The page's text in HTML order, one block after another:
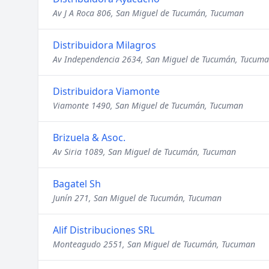
Av J A Roca 806, San Miguel de Tucumán, Tucuman
Distribuidora Milagros
Av Independencia 2634, San Miguel de Tucumán,
Distribuidora Viamonte
Viamonte 1490, San Miguel de Tucumán, Tucuman
Brizuela & Asoc.
Av Siria 1089, San Miguel de Tucumán, Tucuman
Bagatel Sh
Junín 271, San Miguel de Tucumán, Tucuman
Alif Distribuciones SRL
Monteagudo 2551, San Miguel de Tucumán, Tucuman